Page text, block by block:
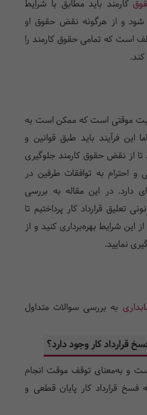
کارمند باید مطابق با شرایط
شود و از هرگونه نقض حقوق او
است که تمامی حقوق کارمند را
موقتی است که ممکن است به
این فرآیند باید طبق قوانین و
از نقض حقوق کارمند جلوگیری
و احترام به توافقات طرفین در
دارد. در این مقاله به بررسی
تعلیق قرارداد کار پرداختیم تا
این شرایط بهره‌برداری کنید و از
نمایید.
به بررسی سوالات متداول
قرارداد کار وجود دارد؟
است و به‌معنای توقف موقت انجام
قرارداد کار پایان قطعی و